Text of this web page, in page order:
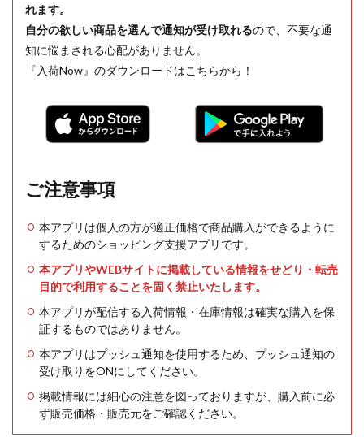
れます。
自分の欲しい商品を選んで通知が受け取れるので、不要な通
知に悩まされる心配がありません。
『入荷Now』のダウンロードはこちらから！
ご注意事項
本アプリは個人の方が適正価格で商品購入ができるように
するためのショッピング支援アプリです。
本アプリやWEBサイトに掲載している情報をせどり・転売
目的で利用することを固く禁止いたします。
本アプリが配信する入荷情報・在庫情報は確実な購入を保
証するものではありません。
本アプリはプッシュ通知を使用するため、プッシュ通知の
受け取りをONにしてください。
掲載情報には細心の注意を図っておりますが、購入前に必
ず販売価格・販売元をご確認ください。